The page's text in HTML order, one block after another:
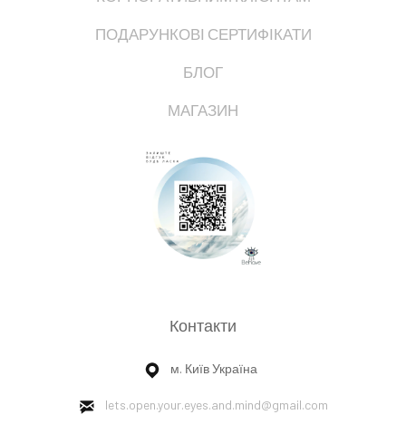
ПОДАРУНКОВІ СЕРТИФІКАТИ
БЛОГ
МАГАЗИН
Контакти
м. Київ Україна
lets.open.your.eyes.and.mind@gmail.com